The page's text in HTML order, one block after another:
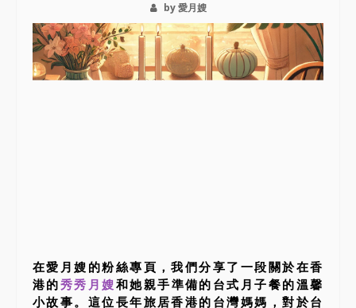
by 愛月嫂
在愛月嫂的粉絲專頁，我們分享了一段關於在香
港的秀秀月嫂 和她親手準備的台式月子餐的溫馨
小故事。這位長年旅居香港的台灣媽媽，對於台